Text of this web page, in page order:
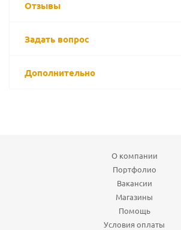
Отзывы
Задать вопрос
Дополнительно
О компании
Портфолио
Вакансии
Магазины
Помощь
Условия оплаты